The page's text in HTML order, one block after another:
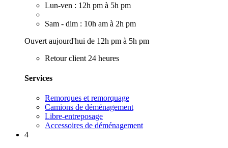
Lun-ven : 12h pm à 5h pm
Sam - dim : 10h am à 2h pm
Ouvert aujourd'hui de 12h pm à 5h pm
Retour client 24 heures
Services
Remorques et remorquage
Camions de déménagement
Libre-entreposage
Accessoires de déménagement
4